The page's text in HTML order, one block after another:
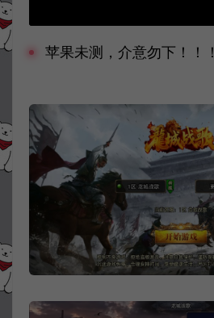
苹果未测，介意勿下！！！